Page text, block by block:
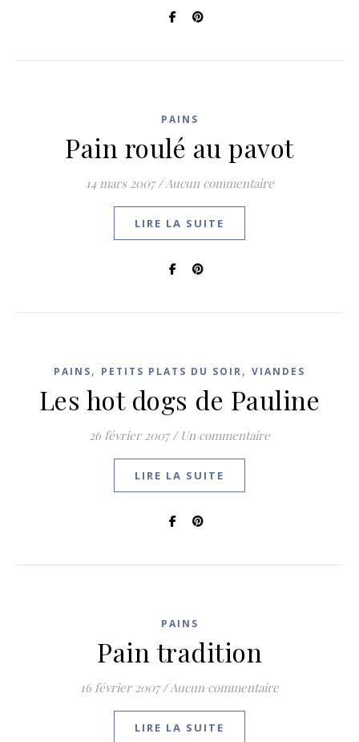
PAINS
Pain roulé au pavot
14 mars 2007 /Aucun commentaire
LIRE LA SUITE
PAINS, PETITS PLATS DU SOIR, VIANDES
Les hot dogs de Pauline
26 février 2007 / Un commentaire
LIRE LA SUITE
PAINS
Pain tradition
16 février 2007 /Aucun commentaire
LIRE LA SUITE